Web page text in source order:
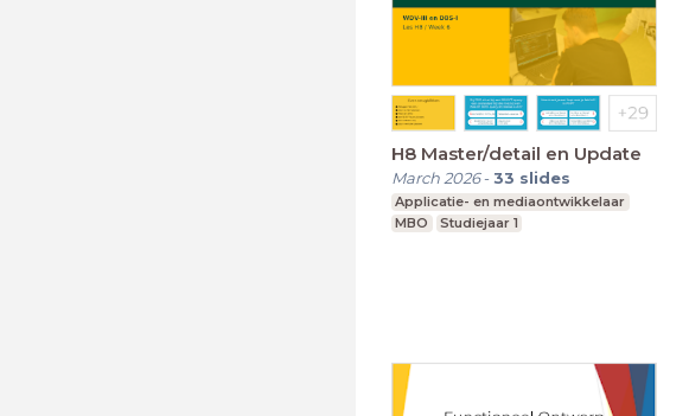
H8 Master/detail en Update
March 2026-33 slides
Applicatie- en mediaontwikkelaar
MBO
Studiejaar 1